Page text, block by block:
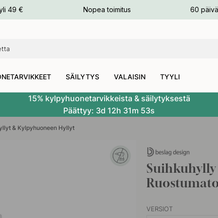
49 € Nopea toimitus 60
SÄILYTYS VALAISIN TYYLI
15% kylpyhuonetarvikkeista & säilytyksestä
Päättyy: 3d 12h 31m 52s
& Kylpyhuoneen Hyllyt
VERSIOT